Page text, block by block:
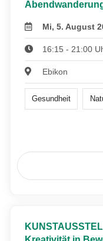
Mi, 5. August
16:15 - 21:00
Ebikon
Gesundheit